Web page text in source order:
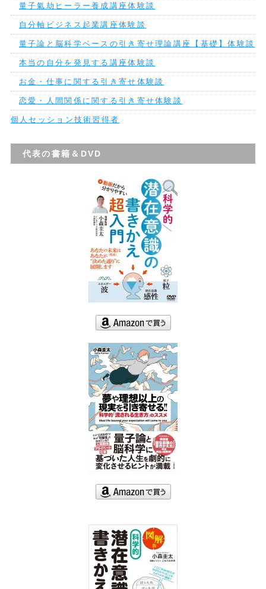
量子氣劫ヒーラー養成講座体験談
自分軸ビジネス起業講座体験談
量子論と脳科学ベースの引き寄せ理論講座【基礎】体験談
本当の自分を発見する講座体験談
お金・仕事に関する引き寄せ体験談
恋愛・人間関係に関する引き寄せ体験談
個人セッション技術習得者
代表の書籍＆DVD